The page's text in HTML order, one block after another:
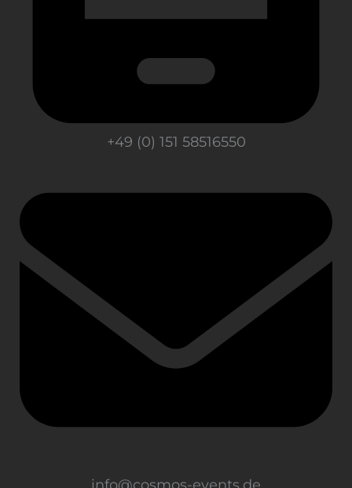
+49 (0) 151 58516550
info@cosmos-events.de